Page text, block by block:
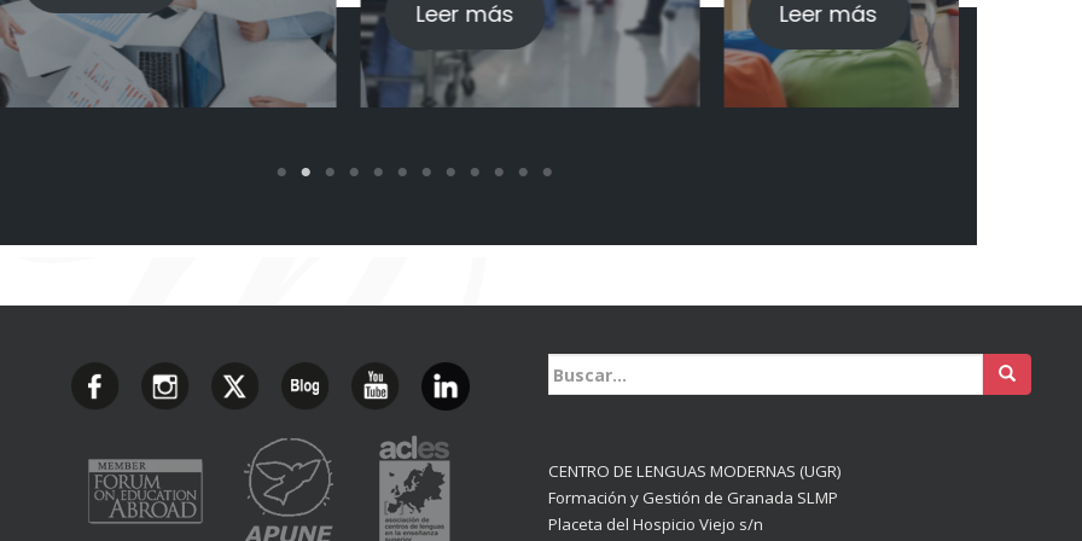
Leer más Leer más
Buscar:
CENTRO DE LENGUAS MODERNAS (UGR)
Formación y Gestión de Granada SLMP
Placeta del Hospicio Viejo s/n